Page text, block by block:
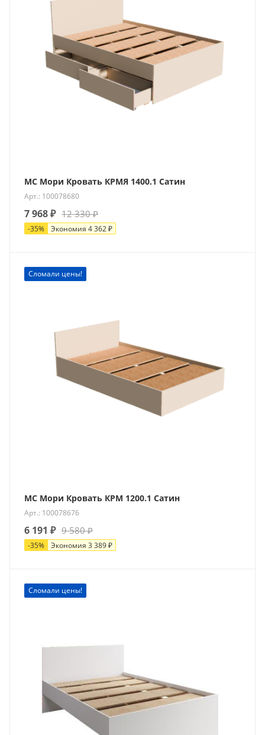
МС Мори Кровать КРМЯ 1400.1 Сатин
Арт.: 100078680
7 968₽ 12 330₽
-35% Экономия 4 362₽
Сломали цены!
МС Мори Кровать КРМ 1200.1 Сатин
Арт.: 100078676
6 191 ₽ 9 580₽
-35% Экономия 3 389₽
Сломали цены!